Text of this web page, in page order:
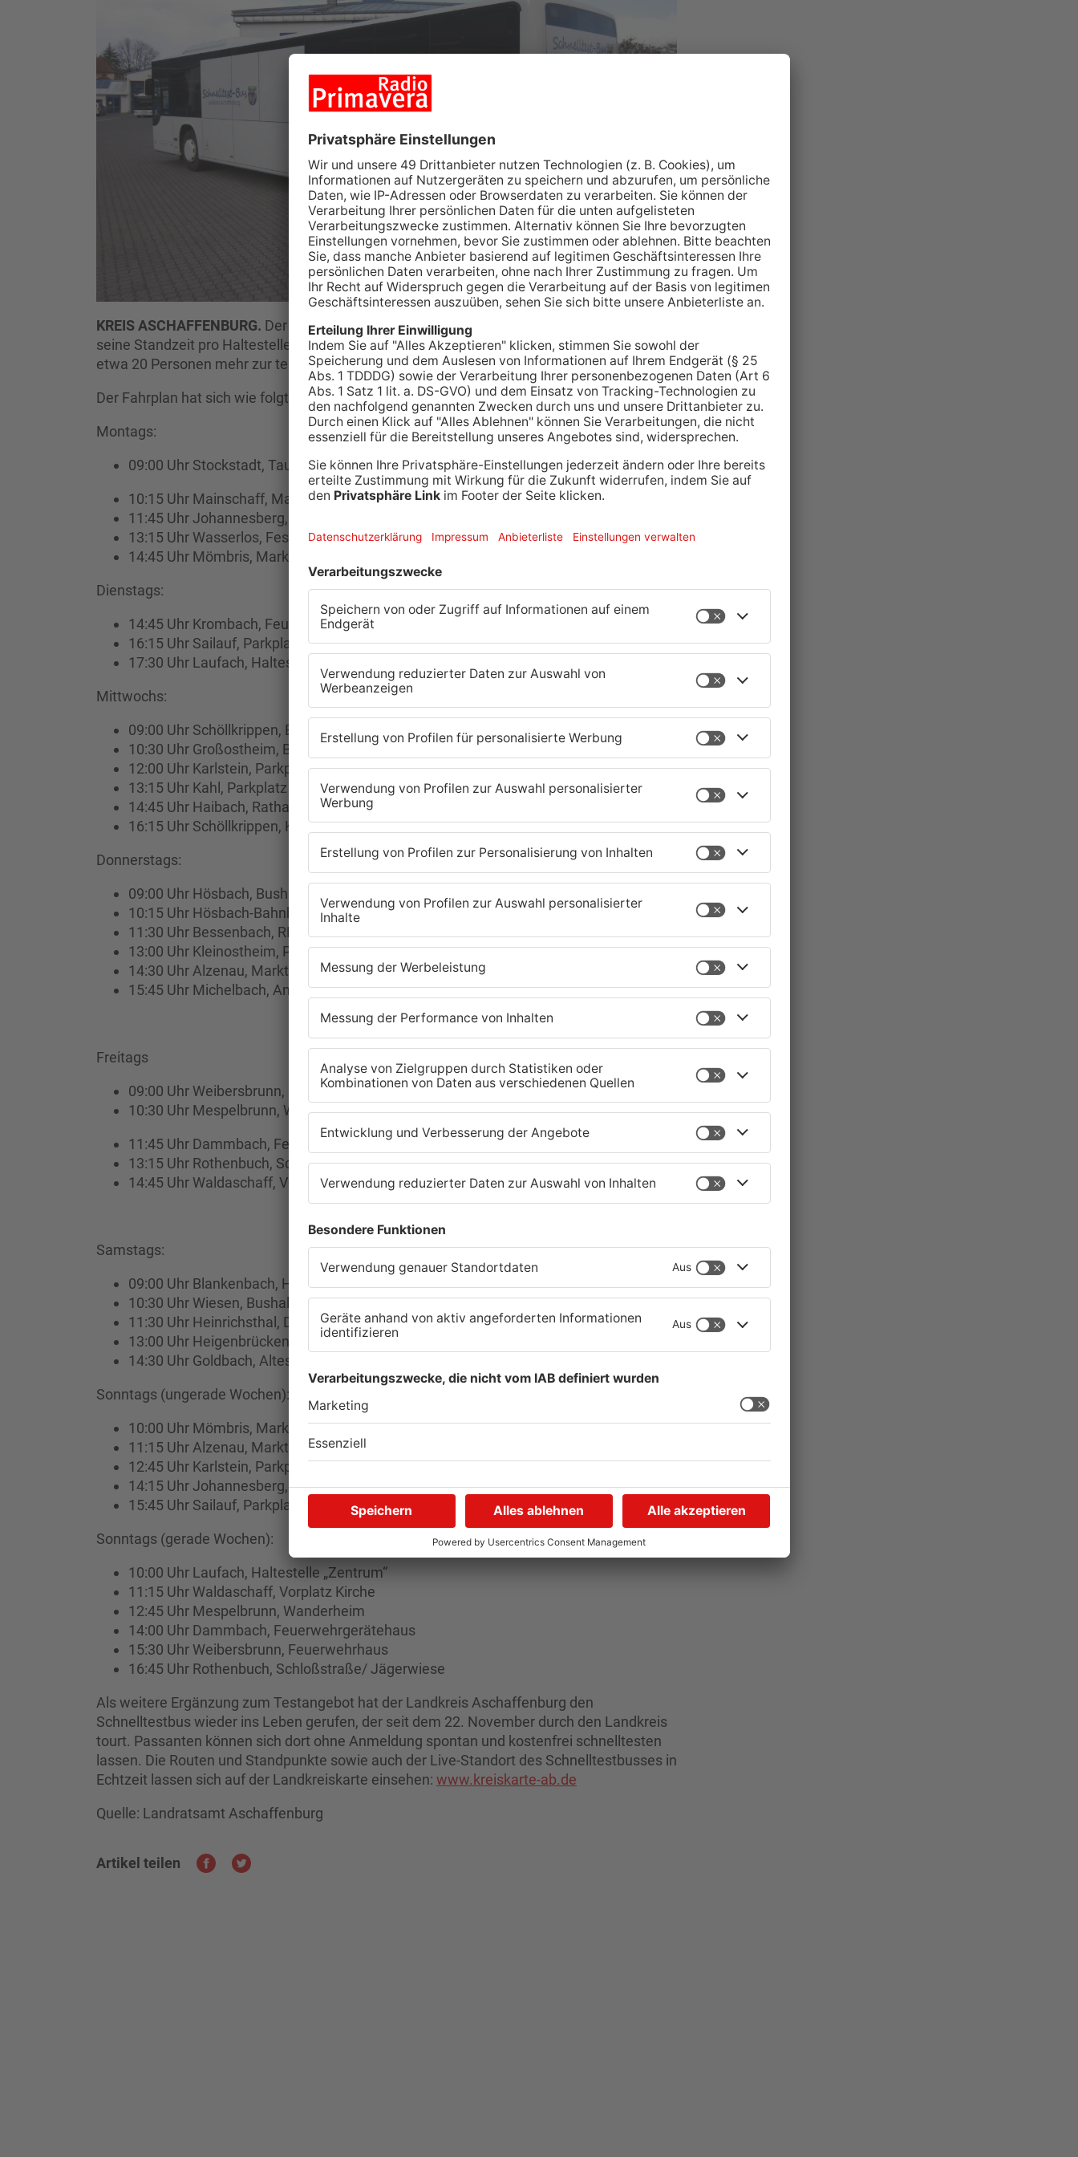
KREIS ASCHAFFENBURG. Der Schnelltest-Bus wird ab Montag, den 6. Dezember künftig
seine Standzeit pro Haltestelle um jeweils 15 Minuten erhöhen. So ist es möglich, pro Halt
etwa 20 Personen mehr zur testen.
Der Fahrplan hat sich wie folgt geändert:
Montags:
09:00 Uhr Stockstadt, Taunusstraße 7, Parkplatz Einkaufszentrum
10:15 Uhr Mainschaff, Maintalhalle
11:45 Uhr Johannesberg, Haltestelle an der Schule
13:15 Uhr Wasserlos, Festplatz
14:45 Uhr Mömbris, Marktplatz
Dienstags:
14:45 Uhr Krombach, Feuerwehrhaus
16:15 Uhr Sailauf, Parkplatz unterhalb des Feuerwehrhauses
17:30 Uhr Laufach, Haltestelle „Zentrum“
Mittwochs:
09:00 Uhr Schöllkrippen, Bahnhof KVG
10:30 Uhr Großostheim, Bushaltestelle Marktplatz
12:00 Uhr Karlstein, Parkplatz vor dem Rathaus
13:15 Uhr Kahl, Parkplatz am Wasserturm
14:45 Uhr Haibach, Rathaus
16:15 Uhr Schöllkrippen, KVG Betriebgelände
Donnerstags:
09:00 Uhr Hösbach, Bushaltestelle HSG
10:15 Uhr Hösbach-Bahnhof, Vorplatz Bahnhof
11:30 Uhr Bessenbach, REWE Parkplatz
13:00 Uhr Kleinostheim, Parkplatz am Rathaus
14:30 Uhr Alzenau, Marktplatz
15:45 Uhr Michelbach, Am Schlößchen
Freitags
09:00 Uhr Weibersbrunn, Feuerwehrhaus
10:30 Uhr Mespelbrunn, Wanderheim
11:45 Uhr Dammbach, Feuerwehrgerätehaus
13:15 Uhr Rothenbuch, Schloßstraße/ Jägerwiese
14:45 Uhr Waldaschaff, Vorplatz Kirche
Samstags:
09:00 Uhr Blankenbach, Hotel Behl
10:30 Uhr Wiesen, Bushaltestelle Hauptstraße 46
11:30 Uhr Heinrichsthal, Dorfplatz
13:00 Uhr Heigenbrücken, Bushalteplatz Dorfmitte
14:30 Uhr Goldbach, Altes Feuerwehrhaus
Sonntags (ungerade Wochen):
10:00 Uhr Mömbris, Marktplatz
11:15 Uhr Alzenau, Marktplatz
12:45 Uhr Karlstein, Parkplatz vor dem Rathaus
14:15 Uhr Johannesberg, Haltestelle an der Schule
15:45 Uhr Sailauf, Parkplatz unterhalb des Feuerwehrhauses
Sonntags (gerade Wochen):
10:00 Uhr Laufach, Haltestelle „Zentrum“
11:15 Uhr Waldaschaff, Vorplatz Kirche
12:45 Uhr Mespelbrunn, Wanderheim
14:00 Uhr Dammbach, Feuerwehrgerätehaus
15:30 Uhr Weibersbrunn, Feuerwehrhaus
16:45 Uhr Rothenbuch, Schloßstraße/ Jägerwiese
Als weitere Ergänzung zum Testangebot hat der Landkreis Aschaffenburg den
Schnelltestbus wieder ins Leben gerufen, der seit dem 22. November durch den Landkreis
tourt. Passanten können sich dort ohne Anmeldung spontan und kostenfrei schnelltesten
lassen. Die Routen und Standpunkte sowie auch der Live-Standort des Schnelltestbusses in
Echtzeit lassen sich auf der Landkreiskarte einsehen: www.kreiskarte-ab.de
Quelle: Landratsamt Aschaffenburg
Artikel teilen